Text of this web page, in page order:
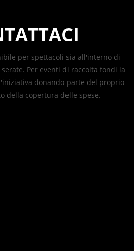
per spettacoli sia all'interno di
Per eventi di raccolta fondi la
donando parte del proprio
della copertura delle spese.